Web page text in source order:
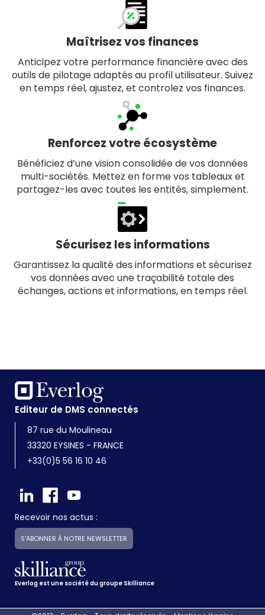
Maîtrisez vos finances
Anticipez votre performance financière avec des
outils de pilotage adaptés au profil utilisateur. Suivez
en temps réel, ajustez, et controlez vos finances.
Renforcez votre écosystème
Bénéficiez d’une vision consolidée de vos données
multi-sociétés. Mettez en forme vos tableaux et
partagez-les avec toutes les entités, simplement.
Sécurisez les informations
Garantissez la qualité des informations et sécurisez
vos données avec une traçabilité totale des
échanges, actions et informations, en temps réel.
Editeur de DMS connectés
87 rue du Moulineau
33320 EYSINES - FRANCE
+33(0)5 56 16 10 46
Recevoir nos actus :
S'ABONNER À NOTRE NEWSLETTER
Everlog est une société du groupe Skilliance